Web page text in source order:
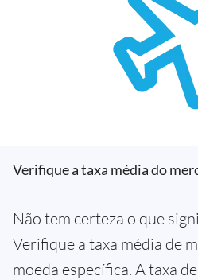
Verifique a taxa média do
Não tem certeza o que
Verifique a taxa média de
moeda específica. A taxa